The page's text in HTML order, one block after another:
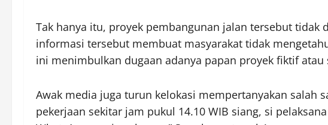
Tak hanya itu, proyek pembangunan jalan tersebut
informasi tersebut membuat masyarakat tidak
ini menimbulkan dugaan adanya papan proyek fiktif atau
Awak media juga turun kelokasi mempertanyakan salah
pekerjaan sekitar jam pukul 14.10 WIB siang, si